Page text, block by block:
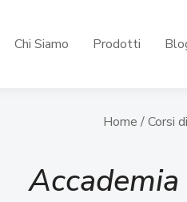
Chi Siamo Prodotti
Home / Corsi
Accademia